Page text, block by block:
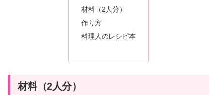
材料（2人分）
作り方
料理人のレシピ本
材料（2人分）